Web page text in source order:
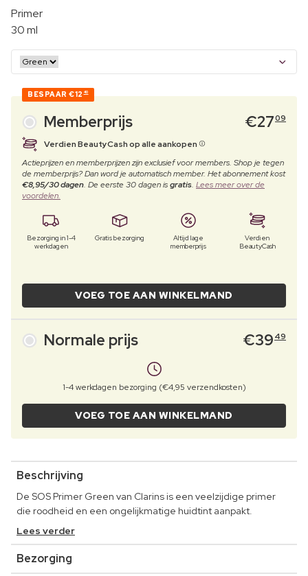
Primer
30 ml
BESPAAR €12 40
Memberprijs €2709
Verdien BeautyCash op alle aankopen
Actieprijzen en memberprijzen zijn exclusief voor members. Shop je tegen
de memberprijs? Dan word je automatisch member. Het abonnement kost
€8,95/30 dagen. De eerste 30 dagen isgratis. Lees meer over de
voordelen.
Bezorging in 1-4
werkdagen
Gratis bezorging
Altijd lage
memberprijs
Verdien
BeautyCash
VOEG TOE AAN WINKELMAND
Normale prijs €39 49
1-4 werkdagen bezorging (€4,95 verzendkosten)
VOEG TOE AAN WINKELMAND
Beschrijving
De SOS Primer Green van Clarins is een veelzijdige primer
die roodheid en een ongelijkmatige huidtint aanpakt.
Lees verder
Bezorging